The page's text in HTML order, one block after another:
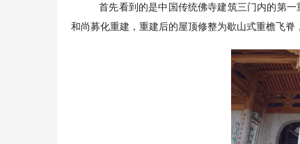
首先看到的是中国传统佛寺建筑三门内的第
和尚募化重建，重建后的屋顶修整为歇山式重檐飞脊